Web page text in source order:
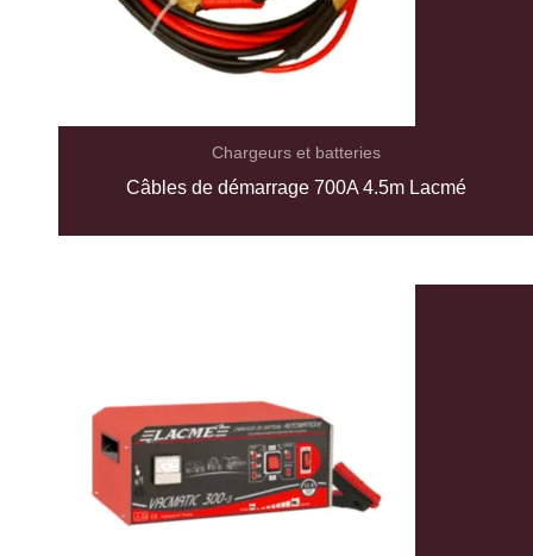
Chargeurs et batteries
Câbles de démarrage 700A 4.5m Lacmé